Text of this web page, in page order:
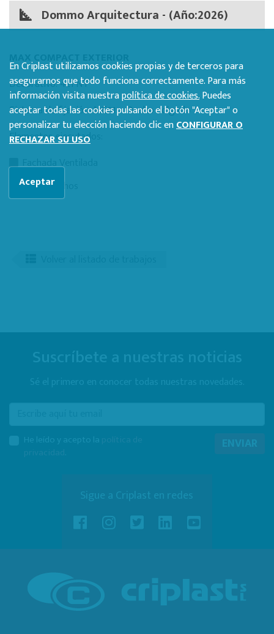
Dommo Arquitectura - (Año:2026)
MAX COMPACT EXTERIOR
Decorativo: 421 NT
Sistema de fijación: ME01 – Oculto colgado
Elementos ejecutados:
Fachada Ventilada
Falsos techos
ENVIAR
Sigue a Criplast en redes
En Criplast utilizamos cookies propias y de terceros para
asegurarnos que todo funciona correctamente. Para más
información visita nuestrapolítica de cookies.Puedes
aceptar todas las cookies pulsando el botón "Aceptar" o
personalizar tu elección haciendo clic enCONFIGURAR O
RECHAZAR SU USO
Aceptar